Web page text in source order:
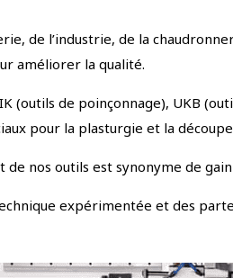
de l’industrie, de la
améliorer la qualité.
(outils de poinçonnage), UKB
pour la plasturgie et la
de nos outils est synonyme de
expérimentée et des